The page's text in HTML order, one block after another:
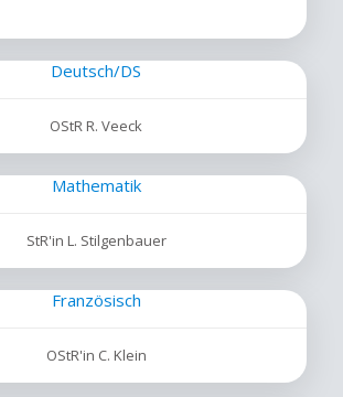
Deutsch/DS
OStR R. Veeck
Mathematik
StR'in L. Stilgenbauer
Französisch
OStR'in C. Klein